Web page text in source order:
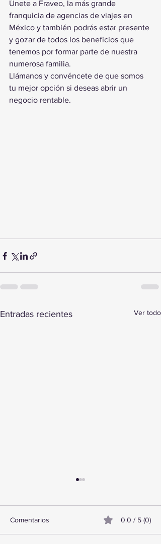
Únete a Fraveo, la más grande
franquicia de agencias de viajes en
México y también podrás estar presente
y gozar de todos los beneficios que
tenemos por formar parte de nuestra
numerosa familia.
Llámanos y convéncete de que somos
tu mejor opción si deseas abrir un
negocio rentable.
Entradas recientes Ver todo
Comentarios 0.0 / 5 (0)